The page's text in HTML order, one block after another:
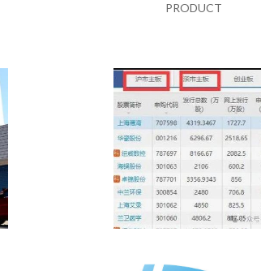
PRODUCT